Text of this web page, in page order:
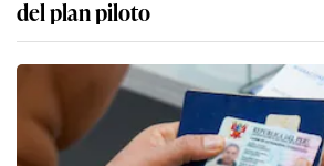
del plan piloto